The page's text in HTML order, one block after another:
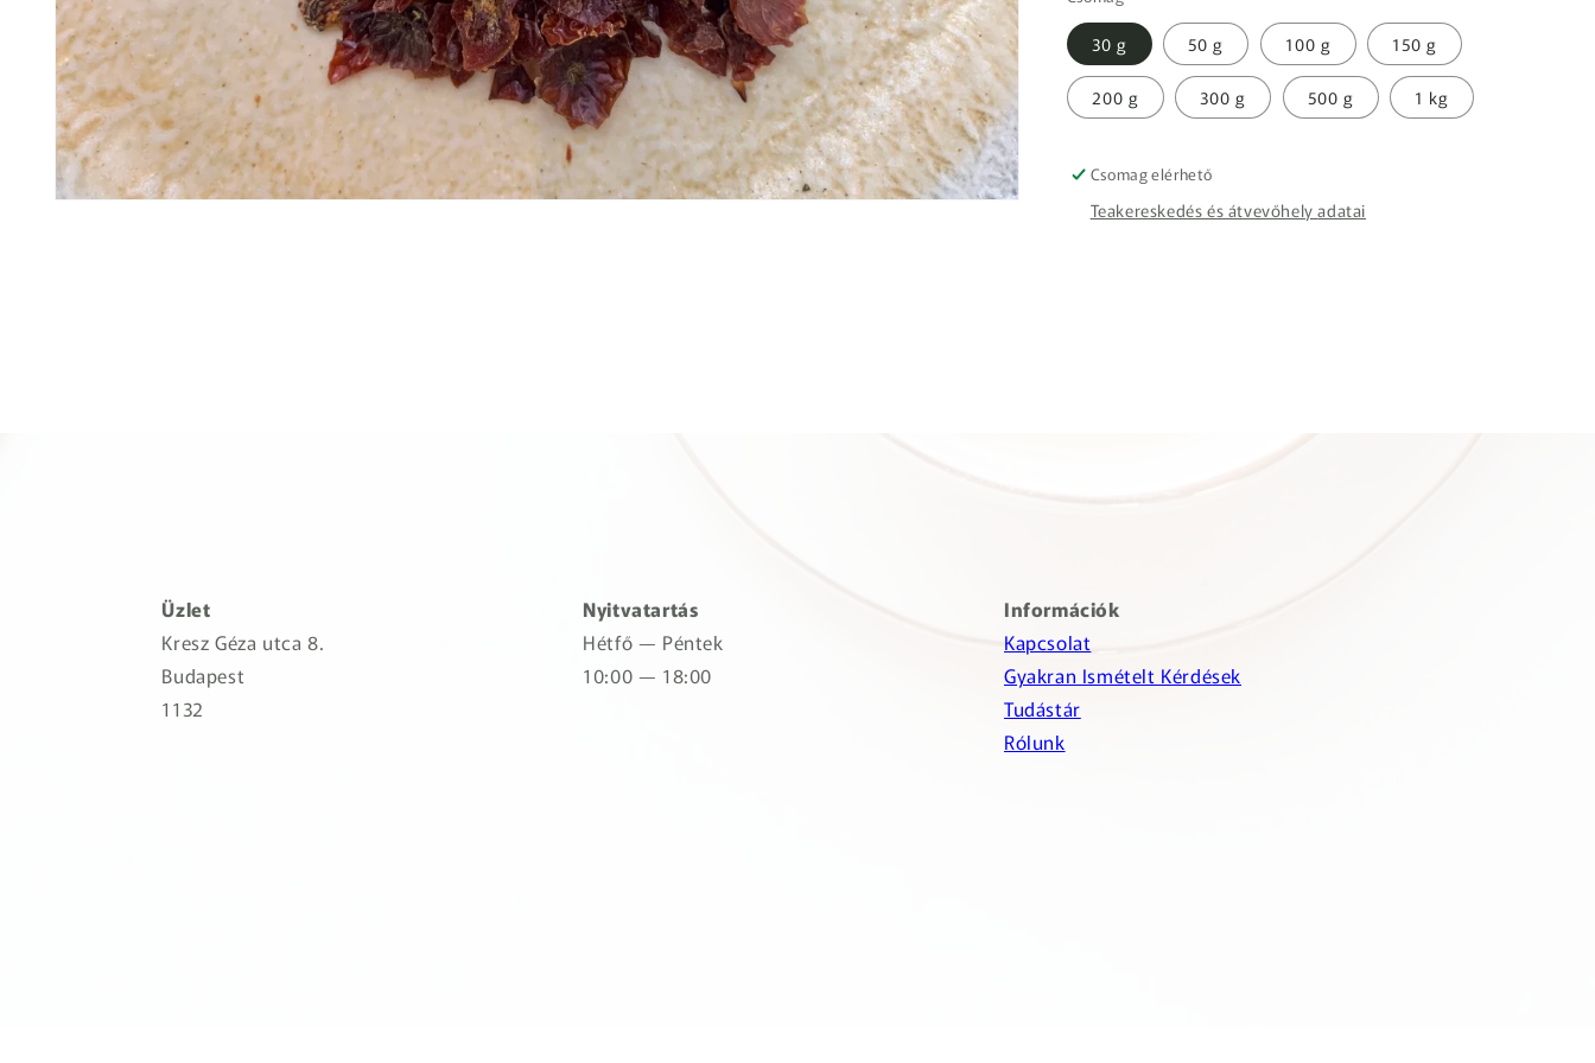
30 g 50 g 100 g 150 g
200 g 300 g 500 g 1 kg
Csomag elérhető
Teakereskedés és átvevőhely adatai
Üzlet
Kresz Géza utca 8.
Budapest
1132
Nyitvatartás
Hétfő — Péntek
10:00 — 18:00
Információk
Kapcsolat
Gyakran Ismételt Kérdések
Tudástár
Rólunk